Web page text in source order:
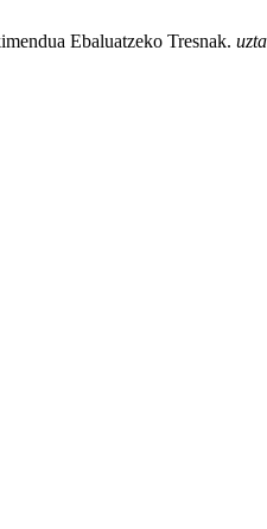
Ebaluatzeko Tresnak.